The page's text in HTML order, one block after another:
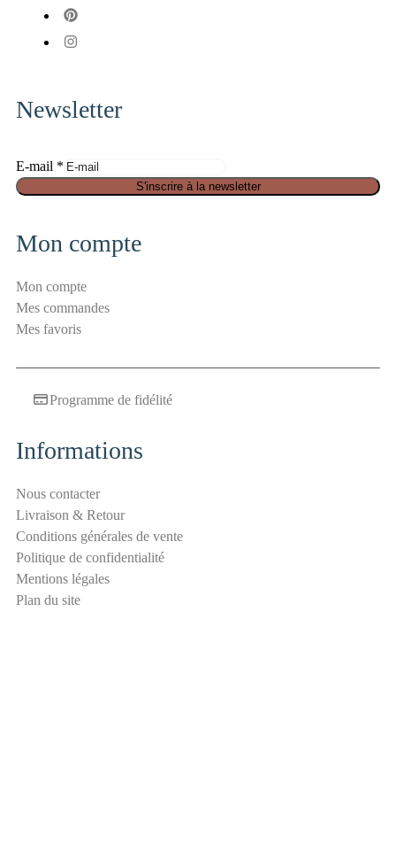
Newsletter
E
-
i
a
n
t
a
S
é
c
u
r
i
E-mail *
S'inscrire à la newsletter
Mon compte
Mon compte
Mes commandes
Mes favoris
Programme de fidélité
Informations
Nous contacter
Livraison & Retour
Conditions générales de vente
Politique de confidentialité
Mentions légales
Plan du site